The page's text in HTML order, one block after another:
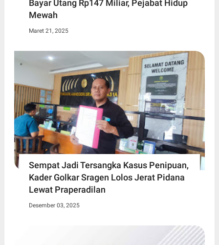
Bayar Utang Rp147 Miliar, Pejabat Hidup
Mewah
Maret 21, 2025
Sempat Jadi Tersangka Kasus Penipuan,
Kader Golkar Sragen Lolos Jerat Pidana
Lewat Praperadilan
Desember 03, 2025